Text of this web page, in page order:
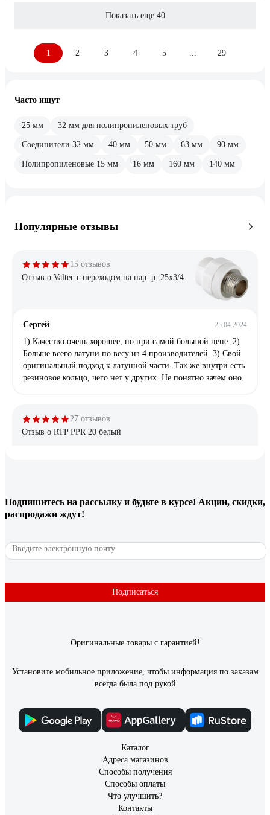
Показать еще 40
1 2 3 4 5 29
Часто ищут
25 мм 32 мм для полипропиленовых труб
Соединители 32 мм 40 мм 50 мм 63 мм 90 мм
Полипропиленовые 15 мм 16 мм 160 мм 140 мм
Популярные отзывы
15 отзывов
Отзыв о Valtec с переходом на нар. р. 25х3/4
Сергей 25.04.2024
1) Качество очень хорошее, но при самой большой цене. 2)
Больше всего латуни по весу из 4 производителей. 3) Свой
оригинальный подход к латунной части. Так же внутри есть
резиновое кольцо, чего нет у других. Не понятно зачем оно.
27 отзывов
Отзыв о RTP PPR 20 белый
с плохим отзывом лоханулся потому, что совершенно
неинформативная фотография. Конечно, хорошо бы иметь
На вид хорошая американка, резиновое кольцо
Подпишитесь на рассылку и будьте в курсе! Акции, скидки,
распродажи ждут!
Подписаться
Оригинальные товары с гарантией!
Установите мобильное приложение, чтобы информация по заказам
всегда была под рукой
Каталог
Адреса магазинов
Способы получения
Способы оплаты
Что улучшить?
Контакты